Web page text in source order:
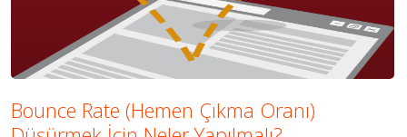
Bounce Rate (Hemen Çıkma Oranı)